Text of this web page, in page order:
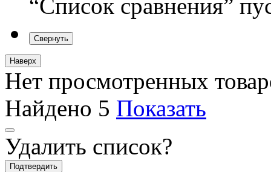
“Список сравнения”
Свернуть
Наверх
Нет просмотренных
Найдено 5 Показать
Удалить список?
Подтвердить